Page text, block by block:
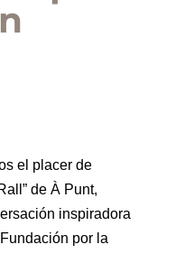
el placer de
de À Punt,
inspiradora
por la